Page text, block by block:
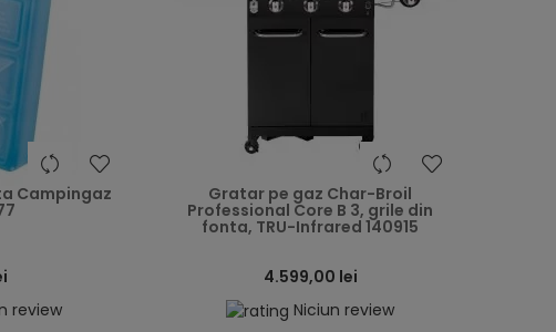
heart
Campingaz
review
heart
Gratar pe gaz Char-Broil
Professional Core B 3, grile din
fonta, TRU-Infrared 140915
4.599,00 lei
Niciun review